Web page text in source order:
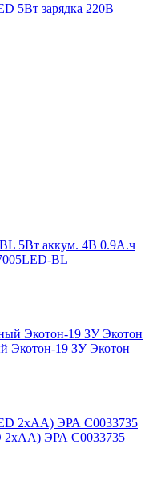
5Вт зарядка 220В
5Вт аккум. 4В 0.9А.ч
BL
Экотон-19 ЗУ Экотон
2хAA) ЭРА C0033735